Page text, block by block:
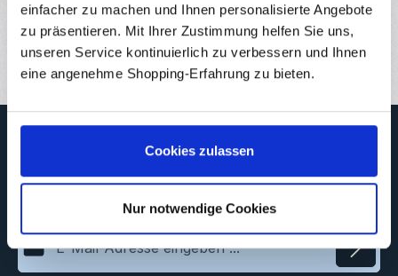
einfacher zu machen und Ihnen personalisierte Angebote
zu präsentieren. Mit Ihrer Zustimmung helfen Sie uns,
unseren Service kontinuierlich zu verbessern und Ihnen
eine angenehme Shopping-Erfahrung zu bieten.
Cookies zulassen
Nur notwendige Cookies
Downloads
Bewertungen
Newsletter
Newsletter, um rechtzeitig über neue Produkte und Angebote
E-Mail-Adresse*